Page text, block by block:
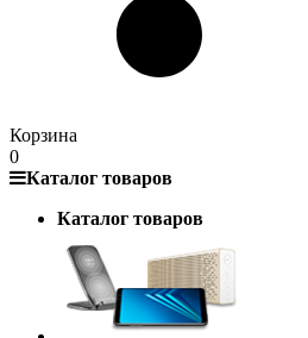
Корзина
0
Каталог товаров
Каталог товаров